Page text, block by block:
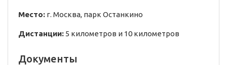
Место: г. Москва, парк Останкино
Дистанции: 5 километров и 10 километров
Документы